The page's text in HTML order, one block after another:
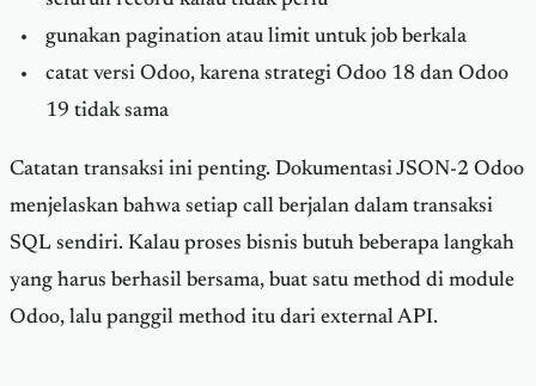
gunakan pagination atau limit untuk job berkala
catat versi Odoo, karena strategi Odoo 18 dan Odoo
19 tidak sama
Catatan transaksi ini penting. Dokumentasi JSON-2 Odoo
menjelaskan bahwa setiap call berjalan dalam transaksi
SQL sendiri. Kalau proses bisnis butuh beberapa langkah
yang harus berhasil bersama, buat satu method di module
Odoo, lalu panggil method itu dari external API.